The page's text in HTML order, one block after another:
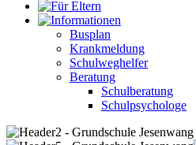
Busplan
Krankmeldung
Schulweghelfer
Beratung
Schulberatung
Schulpsychologe